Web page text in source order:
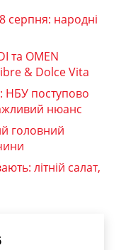
серпня: народні
та OMEN
& Dolce Vita
НБУ поступово
нюанс
головний
літній салат,